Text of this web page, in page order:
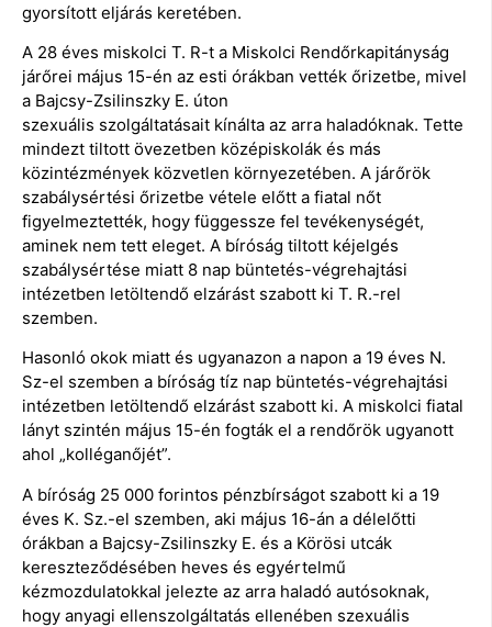
gyorsított eljárás keretében.
A 28 éves miskolci T. R-t a Miskolci Rendőrkapitányság
járőrei május 15-én az esti órákban vették őrizetbe, mivel
a Bajcsy-Zsilinszky E. úton
szexuális szolgáltatásait kínálta az arra haladóknak. Tette
mindezt tiltott övezetben középiskolák és más
közintézmények közvetlen környezetében. A járőrök
szabálysértési őrizetbe vétele előtt a fiatal nőt
figyelmeztették, hogy függessze fel tevékenységét,
aminek nem tett eleget. A bíróság tiltott kéjelgés
szabálysértése miatt 8 nap büntetés-végrehajtási
intézetben letöltendő elzárást szabott ki T. R.-rel
szemben.
Hasonló okok miatt és ugyanazon a napon a 19 éves N.
Sz-el szemben a bíróság tíz nap büntetés-végrehajtási
intézetben letöltendő elzárást szabott ki. A miskolci fiatal
lányt szintén május 15-én fogták el a rendőrök ugyanott
ahol „kolléganőjét”.
A bíróság 25 000 forintos pénzbírságot szabott ki a 19
éves K. Sz.-el szemben, aki május 16-án a délelőtti
órákban a Bajcsy-Zsilinszky E. és a Körösi utcák
kereszteződésében heves és egyértelmű
kézmozdulatokkal jelezte az arra haladó autósoknak,
hogy anyagi ellenszolgáltatás ellenében szexuális